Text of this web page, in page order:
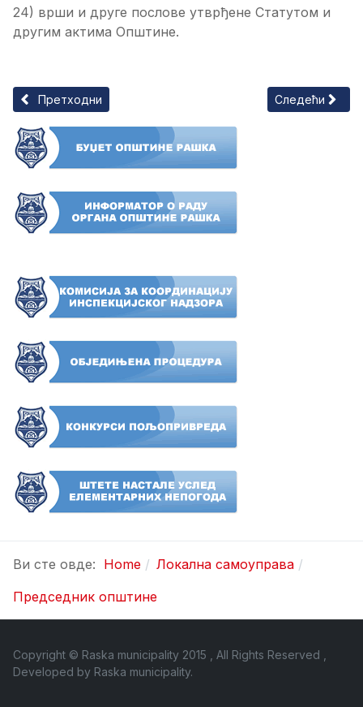
24) врши и друге послове утврђене Статутом и
другим актима Општине.
Претходни чланак: Општинско веће
Претходни Следећи
Следећи
Ви сте овде: Home
Локална самоуправа
Председник општине
Copyright © Raska municipality 2015 , All Rights Reserved ,
Developed by Raska municipality.